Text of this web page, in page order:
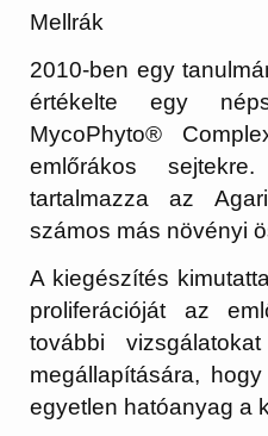
Mellrák
2010-ben egy
értékelte egy
MycoPhyto®
emlőrákos
tartalmazza az
számos más növényi
A kiegészítés
proliferációját az
további
megállapítására,
egyetlen hatóanyag a